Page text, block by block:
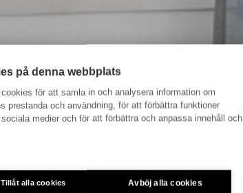
på denna webbplats
för att samla in och analysera information om
prestanda och användning, för att förbättra funktioner
medier och för att förbättra och anpassa innehåll och
Tillåt alla cookies Avböj alla cookies